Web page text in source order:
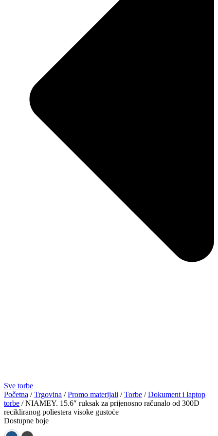
Sve torbe
Početna /Trgovina /Promo materijali /Torbe /Dokument i laptop
torbe / NIAMEY. 15.6″ ruksak za prijenosno računalo od 300D
recikliranog poliestera visoke gustoće
Dostupne boje